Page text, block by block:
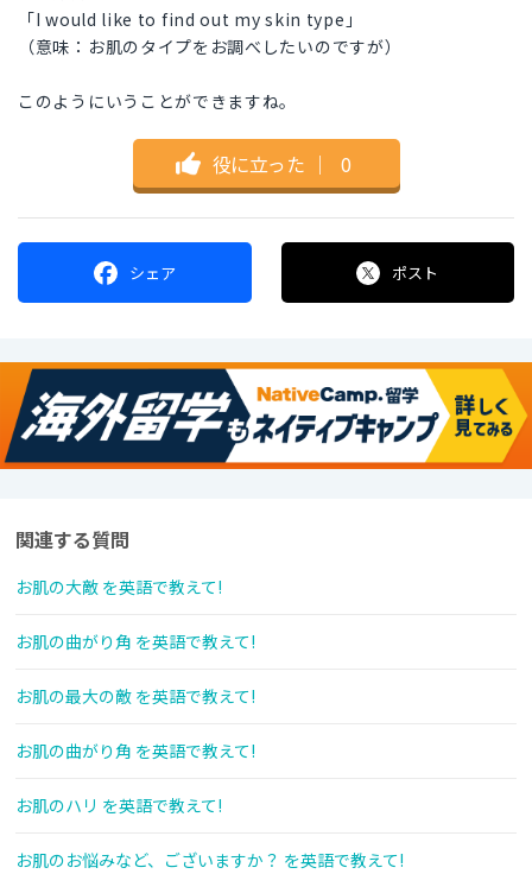
「I would like to find out my skin type」
（意味：お肌のタイプをお調べしたいのですが）
このようにいうことができますね。
役に立った ｜ 0
シェア ポスト
関連する質問
お肌の大敵 を英語で教えて!
お肌の曲がり角 を英語で教えて!
お肌の最大の敵 を英語で教えて!
お肌の曲がり角 を英語で教えて!
お肌のハリ を英語で教えて!
お肌のお悩みなど、ございますか？ を英語で教えて!